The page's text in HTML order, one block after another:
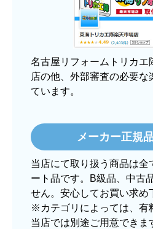
大手ネットショップよりも
のは不安でしたが、発送も
丁寧でした。
2025年12月24日 21:44
欲しい商品をスムーズに注文で
はい
ショップからの連絡や対応は適
はい
予定の期日までに商品が届きま
名古屋リフォームトリカエ
店の他、外部審査の必要な
ています。
メーカー正規
当店にて取り扱う商品は全
ート品です。B級品、中古
せん。安心してお買い求め
※カテゴリによっては、有
当店では別途ご用意できま